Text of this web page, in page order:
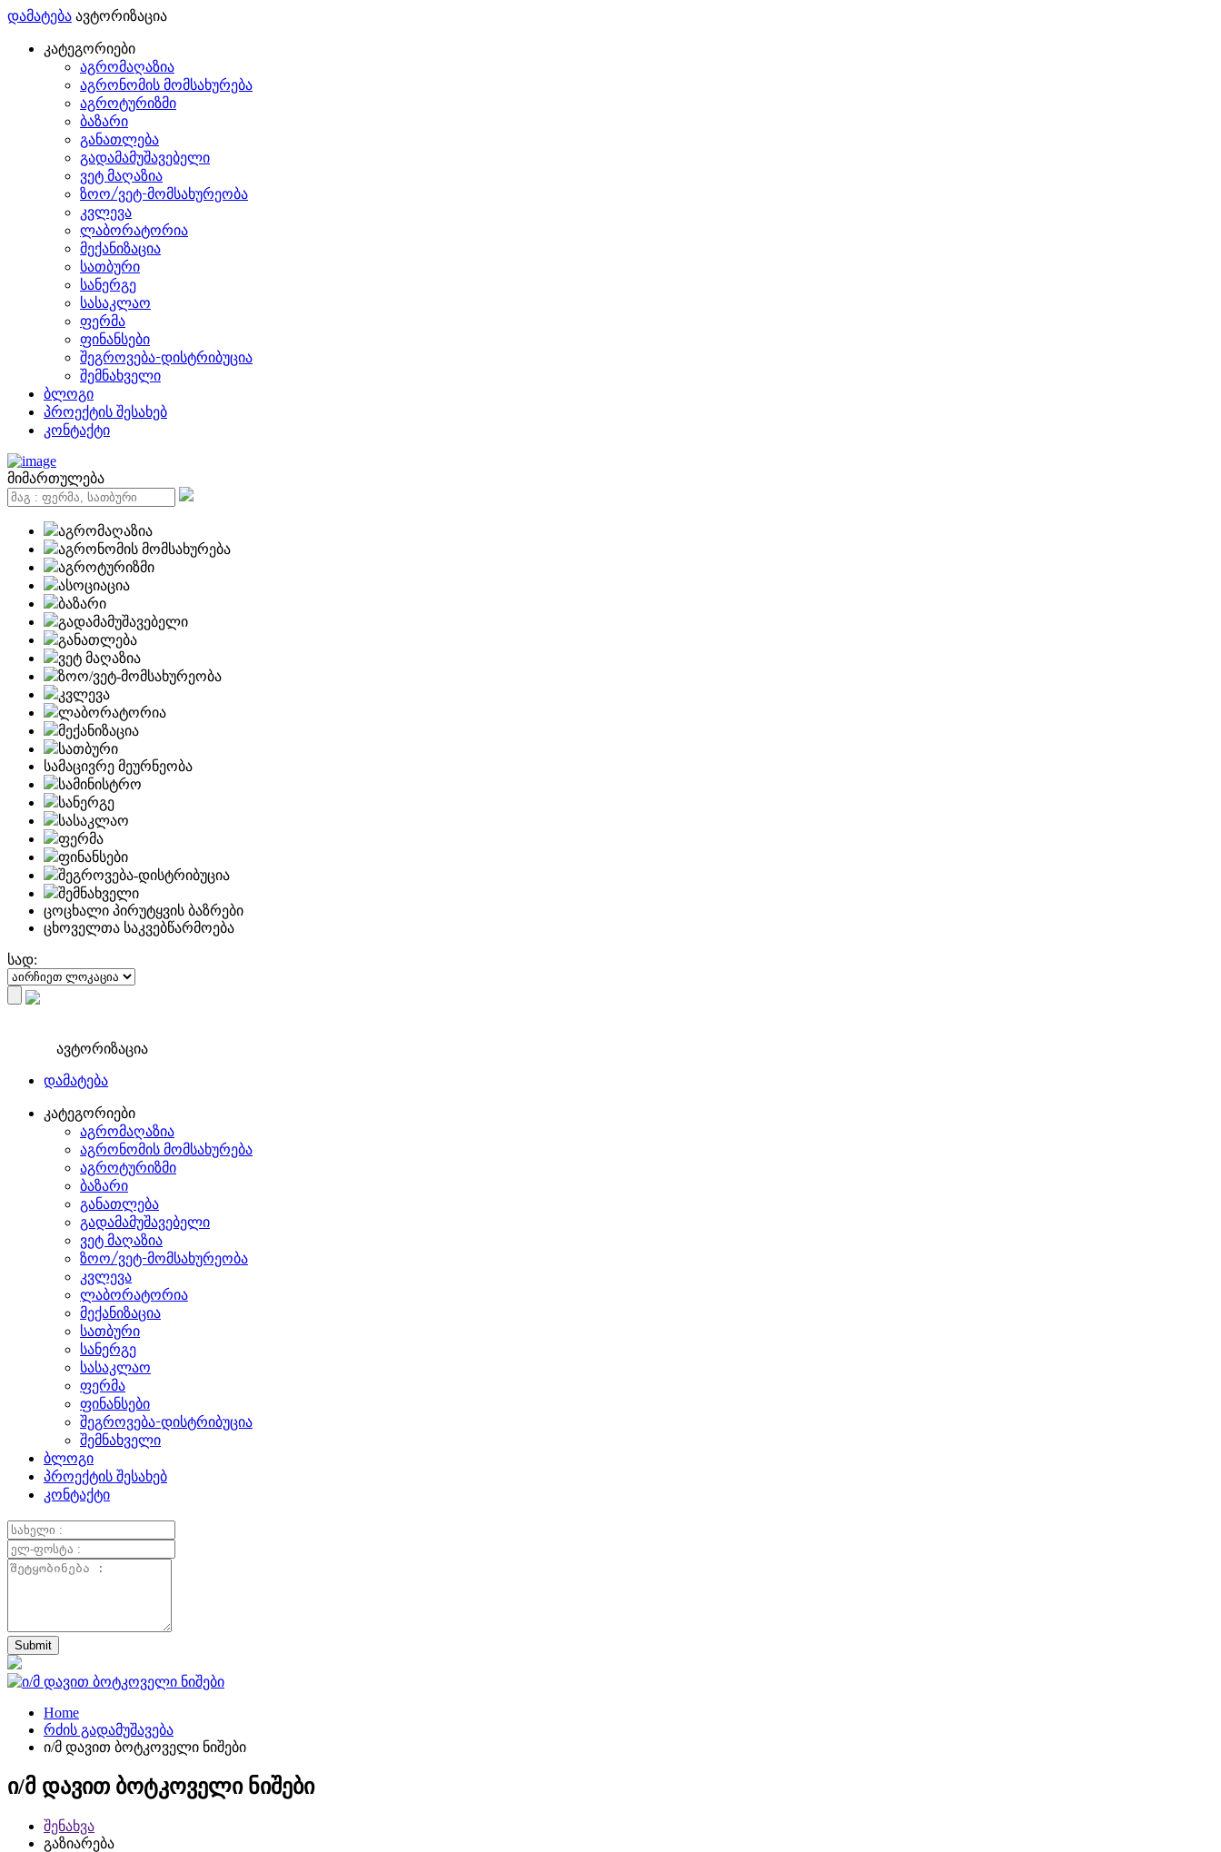
დამატება ავტორიზაცია
კატეგორიები
აგრომაღაზია
აგრონომის მომსახურება
აგროტურიზმი
ბაზარი
განათლება
გადამამუშავებელი
ვეტ მაღაზია
ზოო/ვეტ-მომსახურეობა
კვლევა
ლაბორატორია
მექანიზაცია
სათბური
სანერგე
სასაკლაო
ფერმა
ფინანსები
შეგროვება-დისტრიბუცია
შემნახველი
ბლოგი
პროექტის შესახებ
კონტაქტი
მიმართულება
აგრომაღაზია
აგრონომის მომსახურება
აგროტურიზმი
ასოციაცია
ბაზარი
გადამამუშავებელი
განათლება
ვეტ მაღაზია
ზოო/ვეტ-მომსახურეობა
კვლევა
ლაბორატორია
მექანიზაცია
სათბური
სამაცივრე მეურნეობა
სამინისტრო
სანერგე
სასაკლაო
ფერმა
ფინანსები
შეგროვება-დისტრიბუცია
შემნახველი
ცოცხალი პირუტყვის ბაზრები
ცხოველთა საკვებწარმოება
სად:
ავტორიზაცია
დამატება
კატეგორიები
აგრომაღაზია
აგრონომის მომსახურება
აგროტურიზმი
ბაზარი
განათლება
გადამამუშავებელი
ვეტ მაღაზია
ზოო/ვეტ-მომსახურეობა
კვლევა
ლაბორატორია
მექანიზაცია
სათბური
სანერგე
სასაკლაო
ფერმა
ფინანსები
შეგროვება-დისტრიბუცია
შემნახველი
ბლოგი
პროექტის შესახებ
კონტაქტი
Home
რძის გადამუშავება
ი/მ დავით ბოტკოველი ნიშები
ი/მ დავით ბოტკოველი ნიშები
შენახვა
გაზიარება